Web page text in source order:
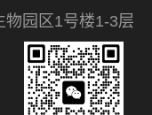
物园区1号楼1-3层